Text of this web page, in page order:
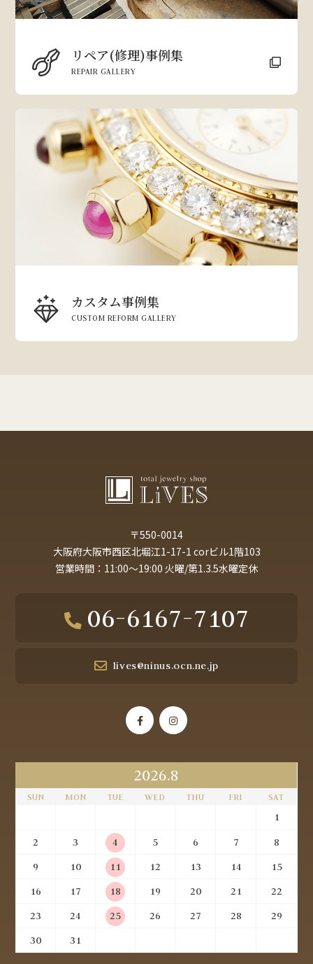
リペア(修理)事例集
REPAIR GALLERY
カスタム事例集
CUSTOM REFORM GALLERY
〒550-0014
大阪府大阪市西区北堀江1-17-1 corビル1階103
営業時間：11:00～19:00 火曜/第1.3.5水曜定休
06-6167-7107
lives@ninus.ocn.ne.jp
2026.8
SUN MON TUE WED THU FRI SAT
1
2
3 4 5 6 7
8
9
10 11 12 13 14
15
16
17 18 19 20 21
22
23
24 25 26 27 28
29
30
31